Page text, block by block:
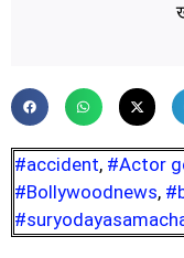
#accident, #Actor
#Bollywoodnews,